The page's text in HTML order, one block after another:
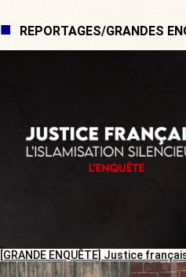
REPORTAGES/GRANDES
[GRANDE ENQUÊTE] Justice